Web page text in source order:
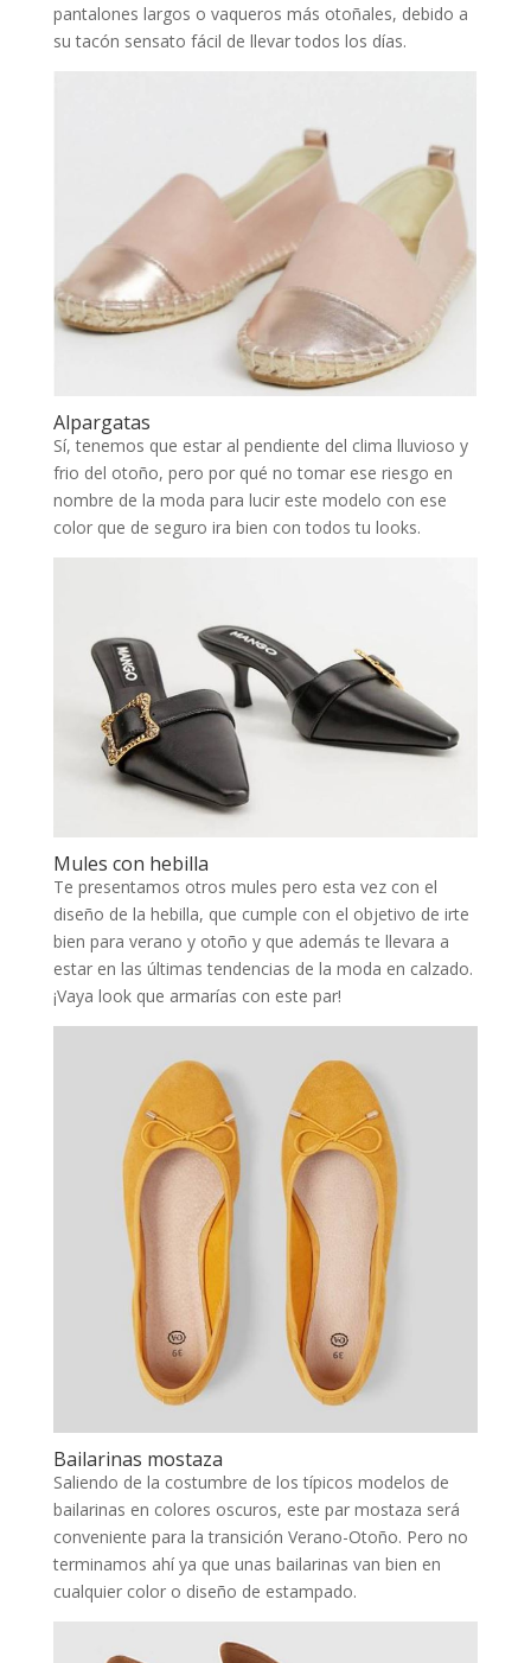
pantalones largos o vaqueros más otoñales, debido a
su tacón sensato fácil de llevar todos los días.
Alpargatas
Sí, tenemos que estar al pendiente del clima lluvioso y
frio del otoño, pero por qué no tomar ese riesgo en
nombre de la moda para lucir este modelo con ese
color que de seguro ira bien con todos tu looks.
Mules con hebilla
Te presentamos otros mules pero esta vez con el
diseño de la hebilla, que cumple con el objetivo de irte
bien para verano y otoño y que además te llevara a
estar en las últimas tendencias de la moda en calzado.
¡Vaya look que armarías con este par!
Bailarinas mostaza
Saliendo de la costumbre de los típicos modelos de
bailarinas en colores oscuros, este par mostaza será
conveniente para la transición Verano-Otoño. Pero no
terminamos ahí ya que unas bailarinas van bien en
cualquier color o diseño de estampado.